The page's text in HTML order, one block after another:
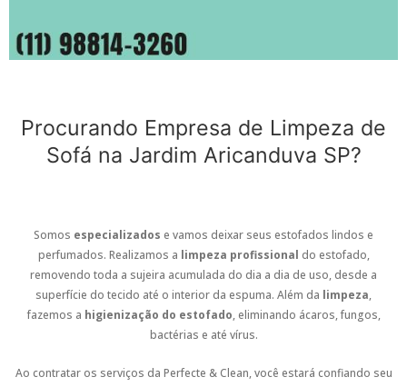
Procurando Empresa de Limpeza de
Sofá na Jardim Aricanduva SP?
Somos especializados e vamos deixar seus estofados lindos e
perfumados. Realizamos a limpeza profissional do estofado,
removendo toda a sujeira acumulada do dia a dia de uso, desde a
superfície do tecido até o interior da espuma. Além da limpeza,
fazemos a higienização do estofado, eliminando ácaros, fungos,
bactérias e até vírus.
Ao contratar os serviços da Perfecte & Clean, você estará confiando seu